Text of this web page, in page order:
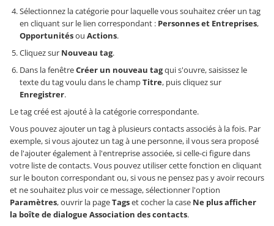
Sélectionnez la catégorie pour laquelle vous souhaitez créer un tag
en cliquant sur le lien correspondant : Personnes et Entreprises,
Opportunitésou Actions.
Cliquez sur Nouveau tag.
Dans la fenêtreCréer un nouveau tagqui s'ouvre, saisissez le
texte du tag voulu dans le champTitre, puis cliquez sur
Enregistrer.
Le tag créé est ajouté à la catégorie correspondante.
Vous pouvez ajouter un tag à plusieurs contacts associés à la fois. Par
exemple, si vous ajoutez un tag à une personne, il vous sera proposé
de l'ajouter également à l'entreprise associée, si celle-ci figure dans
votre liste de contacts. Vous pouvez utiliser cette fonction en cliquant
sur le bouton correspondant ou, si vous ne pensez pas y avoir recours
et ne souhaitez plus voir ce message, sélectionner l'option
Paramètres, ouvrir la pageTagset cocher la case Ne plus afficher
la boîte de dialogue Association des contacts.